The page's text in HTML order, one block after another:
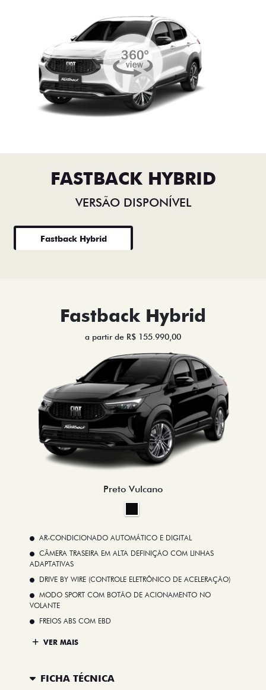
FASTBACK HYBRID
VERSÃO DISPONÍVEL
Fastback Hybrid
Fastback Hybrid
a partir de R$ 155.990,00
Preto Vulcano
AR-CONDICIONADO AUTOMÁTICO E DIGITAL
CÂMERA TRASEIRA EM ALTA DEFINIÇÃO COM LINHAS
ADAPTATIVAS
DRIVE BY WIRE (CONTROLE ELETRÔNICO DE ACELERAÇÃO)
MODO SPORT COM BOTÃO DE ACIONAMENTO NO
VOLANTE
FREIOS ABS COM EBD
VER MAIS
FICHA TÉCNICA